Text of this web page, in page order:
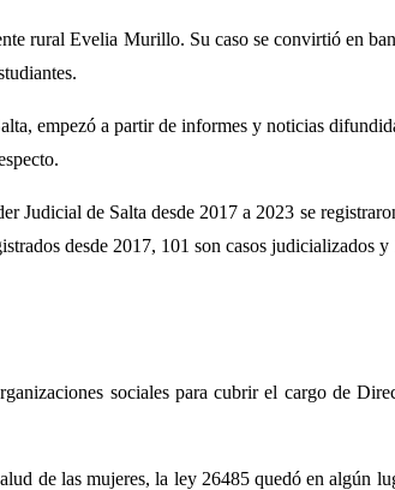
rural Evelia Murillo. Su caso se convirtió en
empezó a partir de informes y noticias
Judicial de Salta desde 2017 a 2023 se
desde 2017, 101 son casos judicializados y
sociales para cubrir el cargo de
de las mujeres, la ley 26485 quedó en